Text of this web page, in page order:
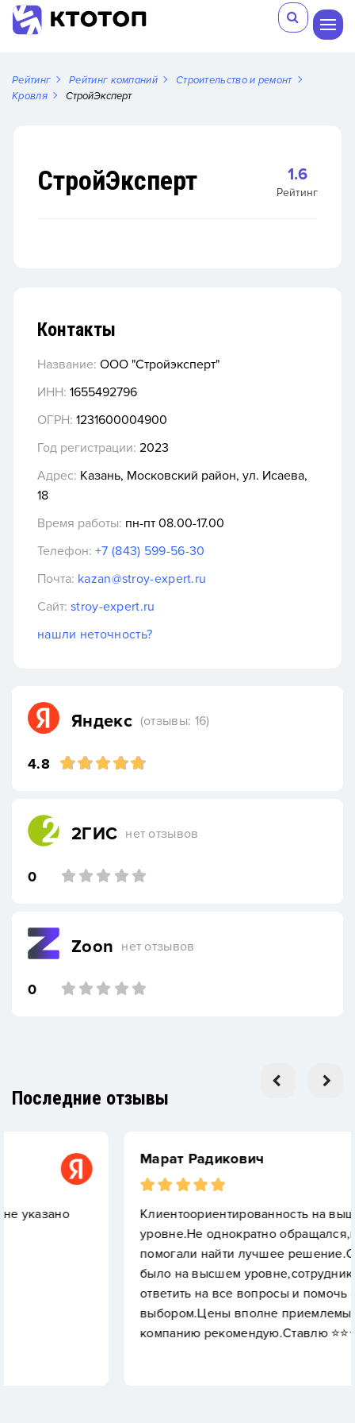
Рейтинг Рейтинг компаний
Строительство и ремонт
Кровля
СтройЭксперт
СтройЭксперт 1.6
Рейтинг
Контакты
Название: ООО "Стройэксперт"
ИНН: 1655492796
ОГРН: 1231600004900
Год регистрации: 2023
Адрес: Казань, Московский район, ул. Исаева,
18
Время работы: пн-пт 08.00-17.00
Телефон: +7 (843) 599-56-30
Почта: kazan@stroy-expert.ru
Сайт: stroy-expert.ru
нашли неточность?
Яндекс (отзывы: 16)
4.8
2ГИС нет отзывов
0
Zoon нет отзывов
0
Последние отзывы
Марат Радикович
Клиентоориентированность на вышнем
уровне.Не однократно обращался,всегда
помогали найти лучшее
было на высшем уровне,сотрудники готовы
ответить на все вопросы и помочь с
выбором.Цены вполне приемлемые.Данную
компанию рекомендую.Ставлю ⭐️⭐️⭐️⭐️⭐️